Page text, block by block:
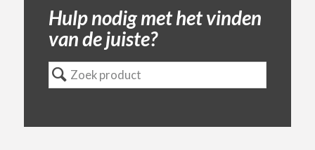
Hulp nodig met het vinden
van de juiste?